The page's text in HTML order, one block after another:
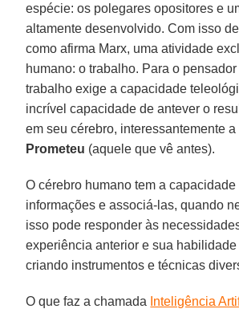
espécie: os polegares opositores e
altamente desenvolvido. Com isso
como afirma Marx, uma atividade
humano: o trabalho. Para o
trabalho exige a capacidade
incrível capacidade de antever o
em seu cérebro, interessantemente
Prometeu (aquele que vê antes).
O cérebro humano tem a
informações e associá-las, quando
isso pode responder às
experiência anterior e sua
criando instrumentos e técnicas
O que faz a chamada Inteligência